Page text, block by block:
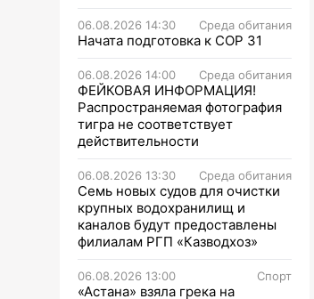
06.08.2026 14:30 Среда обитания
Начата подготовка к СОР 31
06.08.2026 14:00 Среда обитания
ФЕЙКОВАЯ ИНФОРМАЦИЯ!
Распространяемая фотография
тигра не соответствует
действительности
06.08.2026 13:30 Среда обитания
Семь новых судов для очистки
крупных водохранилищ и
каналов будут предоставлены
филиалам РГП «Казводхоз»
06.08.2026 13:00 Спорт
«Астана» взяла грека на